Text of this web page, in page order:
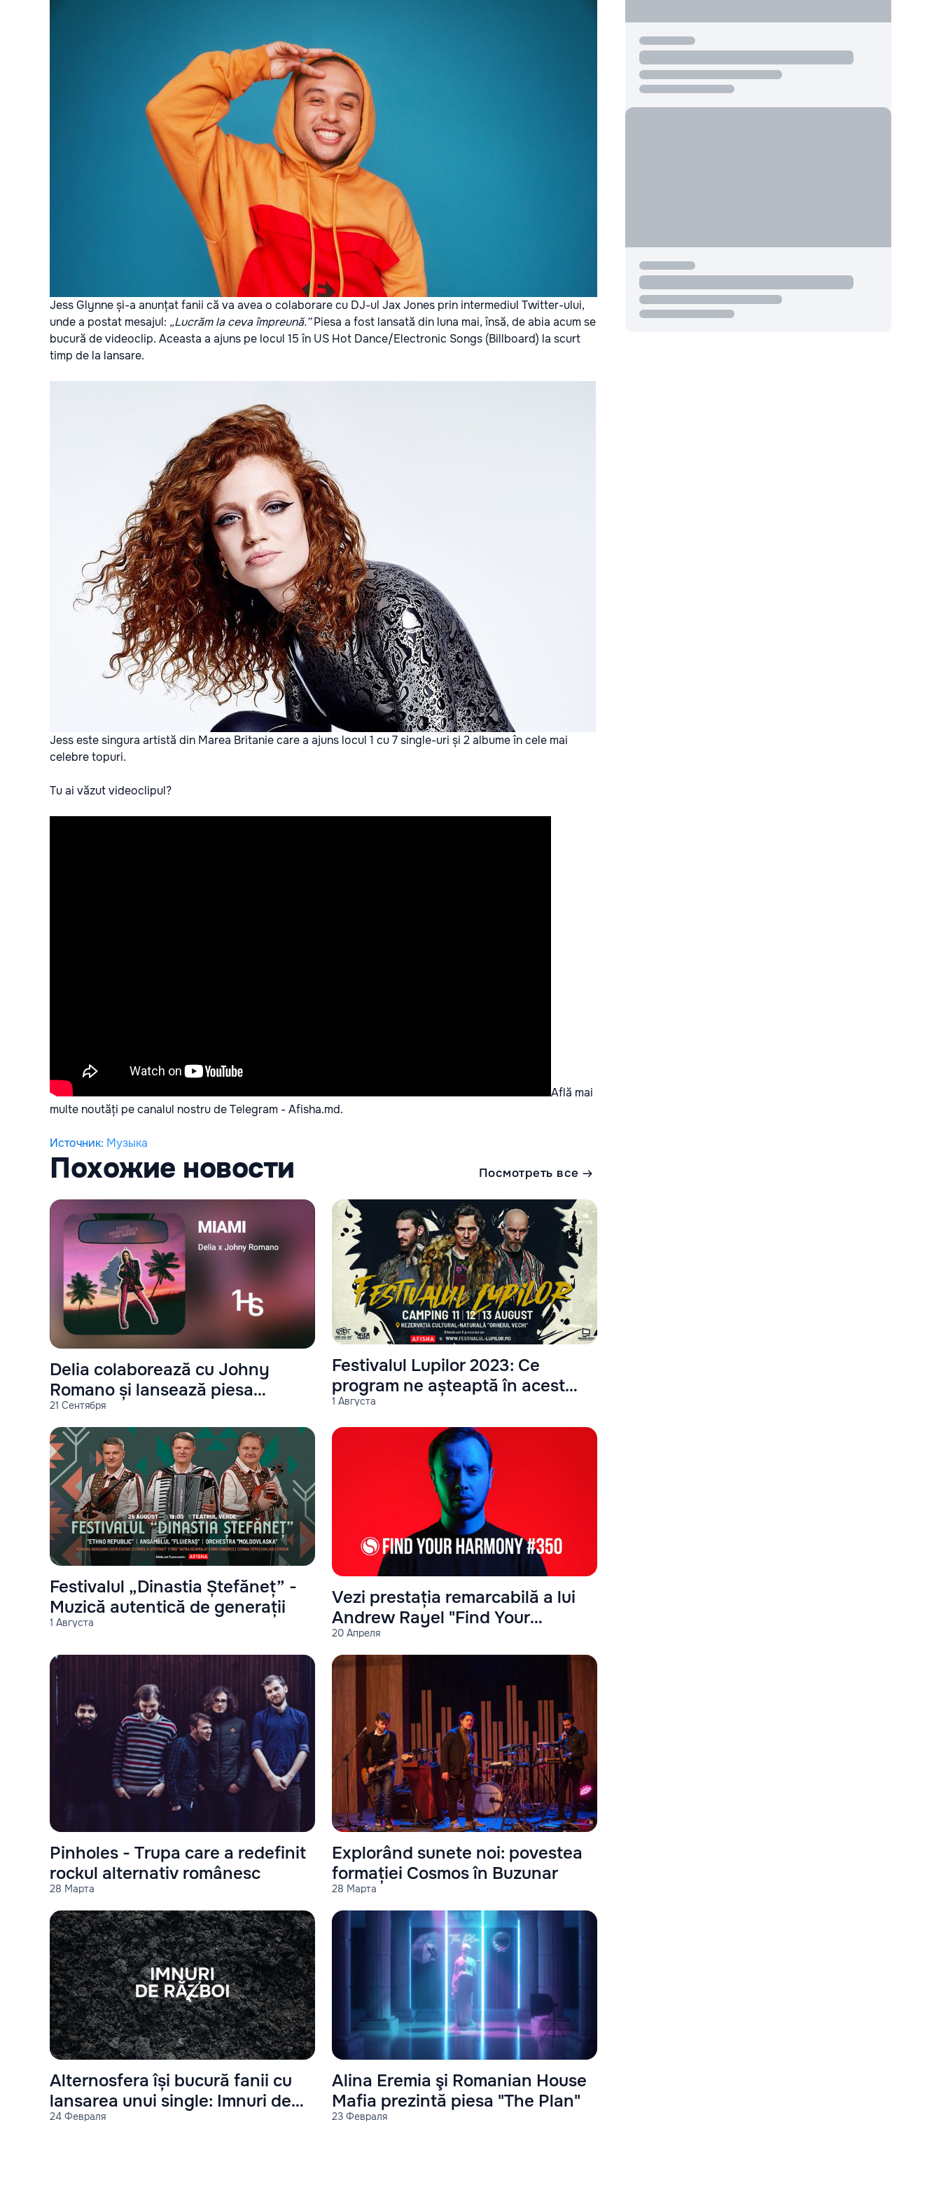
Jess Glynne și-a anunțat fanii că va avea o colaborare cu DJ-ul Jax Jones prin intermediul Twitter-ului,
unde a postat mesajul: „Lucrăm la ceva împreună.” Piesa a fost lansată din luna mai, însă, de abia acum se
bucură de videoclip. Aceasta a ajuns pe locul 15 în US Hot Dance/Electronic Songs (Billboard) la scurt
timp de la lansare.
Jess este singura artistă din Marea Britanie care a ajuns locul 1 cu 7 single-uri și 2 albume în cele mai
celebre topuri.
Tu ai văzut videoclipul?
Află mai
multe noutăți pe canalul nostru de Telegram -Afisha.md.
Источник: Музыка
Похожие новости Посмотреть все
21 Сентября
Delia colaborează cu Johny
Romano și lansează piesa
"Miami"
1 Августа
Festivalul Lupilor 2023: Ce
program ne așteaptă în acest
an?
1 Августа
Festivalul „Dinastia Ștefăneț” -
Muzică autentică de generații
20 Апреля
Vezi prestația remarcabilă a lui
Andrew Rayel "Find Your
Harmony #350"
28 Марта
Pinholes - Trupa care a redefinit
rockul alternativ românesc
28 Марта
Explorând sunete noi: povestea
formației Cosmos în Buzunar
24 Февраля
Alternosfera își bucură fanii cu
lansarea unui single: Imnuri de
război
23 Февраля
Alina Eremia şi Romanian House
Mafia prezintă piesa "The Plan"